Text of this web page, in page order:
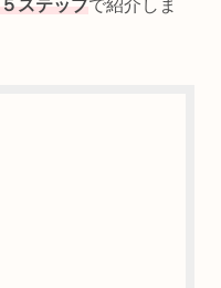
ステップで紹介しま